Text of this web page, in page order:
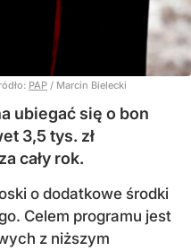
PAP / Marcin Bielecki
ubiegać się o bon
3,5 tys. zł
cały rok.
o dodatkowe środki
Celem programu jest
z niższym